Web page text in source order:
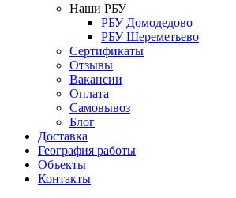
Наши РБУ
РБУ Домодедово
РБУ Шереметьево
Сертификаты
Отзывы
Вакансии
Оплата
Самовывоз
Блог
Доставка
География работы
Объекты
Контакты